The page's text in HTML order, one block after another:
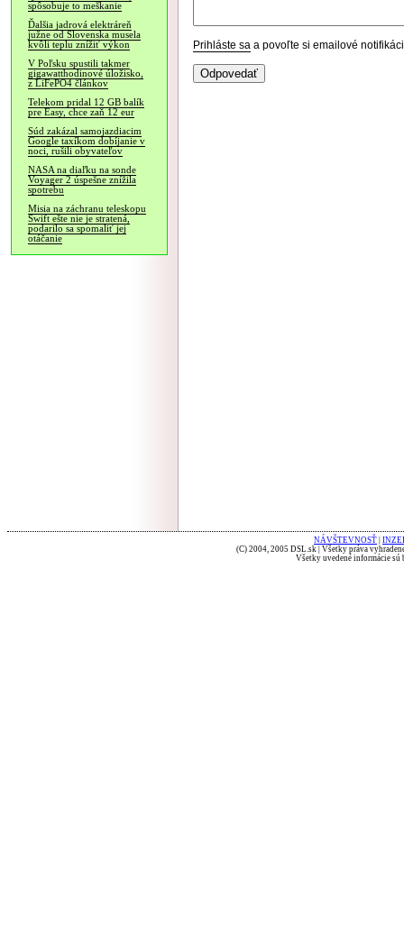
spôsobuje to meškanie
Ďalšia jadrová elektráreň
južne od Slovenska musela
kvôli teplu znížiť výkon
V Poľsku spustili takmer
gigawatthodinové úložisko,
z LiFePO4 článkov
Telekom pridal 12 GB balík
pre Easy, chce zaň 12 eur
Súd zakázal samojazdiacim
Google taxíkom dobíjanie v
noci, rušili obyvateľov
NASA na diaľku na sonde
Voyager 2 úspešne znížila
spotrebu
Misia na záchranu teleskopu
Swift ešte nie je stratená,
podarilo sa spomaliť jej
otáčanie
Prihláste sa a povoľte si emailové
NÁVŠTEVNOSŤ
(C) 2004, 2005 DSL.sk | Všetky práva
Všetky uvedené informácie sú